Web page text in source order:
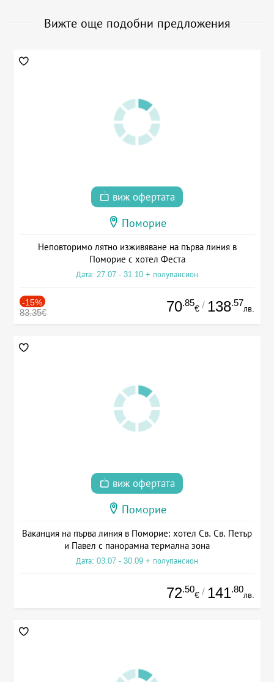
Вижте още подобни предложения
виж офертата
Поморие
Неповторимо лятно изживяване на първа линия в
Поморие с хотел Феста
Дата: 27.07 - 31.10 + полупансион
-15%
83.35€ 70.85
€ / 138.57
лв.
виж офертата
Поморие
Ваканция на първа линия в Поморие: хотел Св. Св. Петър
и Павел с панорамна термална зона
Дата: 03.07 - 30.09 + полупансион
72.50
€ / 141.80
лв.